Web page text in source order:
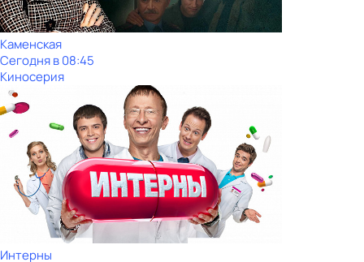
Каменская
Сегодня в 08:45
Киносерия
Интерны